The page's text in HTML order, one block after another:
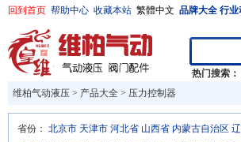
回到首页 帮助中心 收藏本站 繁體中文 品牌大全 行业
热门搜索：
维柏气动液压 > 产品大全 > 压力控制器
省份： 北京市 天津市 河北省 山西省 内蒙古自治区